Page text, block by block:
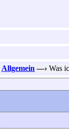
Allgemein —› Was